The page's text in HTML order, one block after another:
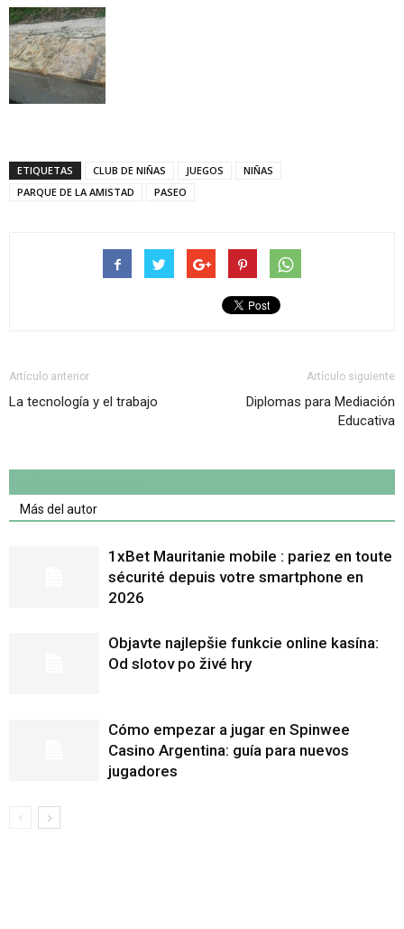
ETIQUETAS CLUB DE NIÑAS JUEGOS
NIÑAS
PARQUE DE LA AMISTAD
PASEO
Artículo anterior
La tecnología y el trabajo
Artículo siguiente
Diplomas para Mediación
Educativa
Más del autor
1xBet Mauritanie mobile : pariez en toute
sécurité depuis votre smartphone en
2026
Objavte najlepšie funkcie online kasína:
Od slotov po živé hry
Cómo empezar a jugar en Spinwee
Casino Argentina: guía para nuevos
jugadores